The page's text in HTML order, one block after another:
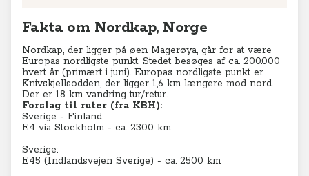
Fakta om Nordkap, Norge
Nordkap, der ligger på øen Magerøya, går for at være
Europas nordligste punkt. Stedet besøges af ca. 200.000
hvert år (primært i juni). Europas nordligste punkt er
Knivskjellsodden, der ligger 1,6 km længere mod nord.
Der er 18 km vandring tur/retur.
Forslag til ruter (fra KBH):
Sverige - Finland:
E4 via Stockholm - ca. 2300 km
Sverige:
E45 (Indlandsvejen Sverige) - ca. 2500 km